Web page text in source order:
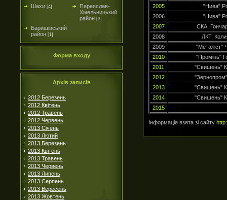
Шахи [4]
Переяслав-
Хмельницький
район [3]
Баришівський
район [1]
Форма входу
Архів записів
2012 Березень
2012 Квітень
2012 Травень
2012 Червень
2013 Січень
2013 Лютий
2013 Березень
2013 Квітень
2013 Травень
2013 Червень
2013 Липень
2013 Серпень
2013 Вересень
2013 Жовтень
2005
"Нива"
2006
"Нива"
2007
СКА,
2008
ЛКТ,
2009
"Металіст"
2010
"Промінь"
2011
"Свишень"
2012
2013
"Свишень"
2014
"Свишень"
2015
Інформація взята зі сайту